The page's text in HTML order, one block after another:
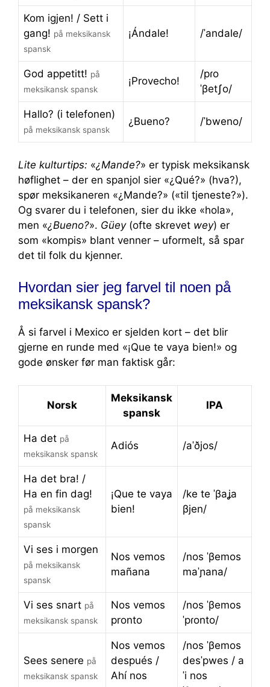
Kom igjen! / Sett i
gang! på meksikansk
spansk
¡Ándale! /ˈandale/
God appetitt! på
meksikansk spansk
¡Provecho!
/pɾo
ˈβetʃo/
Hallo? (i telefonen)
på meksikansk spansk
¿Bueno? /ˈbweno/
Lite kulturtips: «¿Mande?» er typisk meksikansk
høflighet – der en spanjol sier «¿Qué?» (hva?),
spør meksikaneren «¿Mande?» («til tjeneste?»).
Og svarer du i telefonen, sier du ikke «hola»,
men «¿Bueno?». Güey(ofte skrevet wey) er
som «kompis» blant venner – uformelt, så spar
det til folk du kjenner.
Hvordan sier jeg farvel til noen på
meksikansk spansk?
Å si farvel i Mexico er sjelden kort – det blir
gjerne en runde med «¡Que te vaya bien!» og
gode ønsker før man faktisk går:
Norsk
Meksikansk
spansk
IPA
Ha det på
meksikansk spansk
Adiós /aˈðjos/
Ha det bra! /
Ha en fin dag!
på meksikansk
spansk
¡Que te vaya
bien!
/ke te ˈβaʝa
βjen/
Vi ses i morgen
på meksikansk
spansk
Nos vemos
mañana
/nos ˈβemos
maˈɲana/
Vi ses snart på
meksikansk spansk
Nos vemos
pronto
/nos ˈβemos
ˈpɾonto/
Sees senere på
meksikansk spansk
Nos vemos
después /
Ahí nos
/nos ˈβemos
desˈpwes / a
ˈi nos